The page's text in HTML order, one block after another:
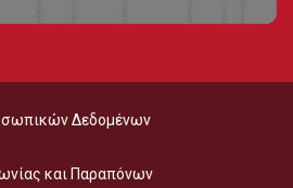
Δεδομένων
και Παραπόνων